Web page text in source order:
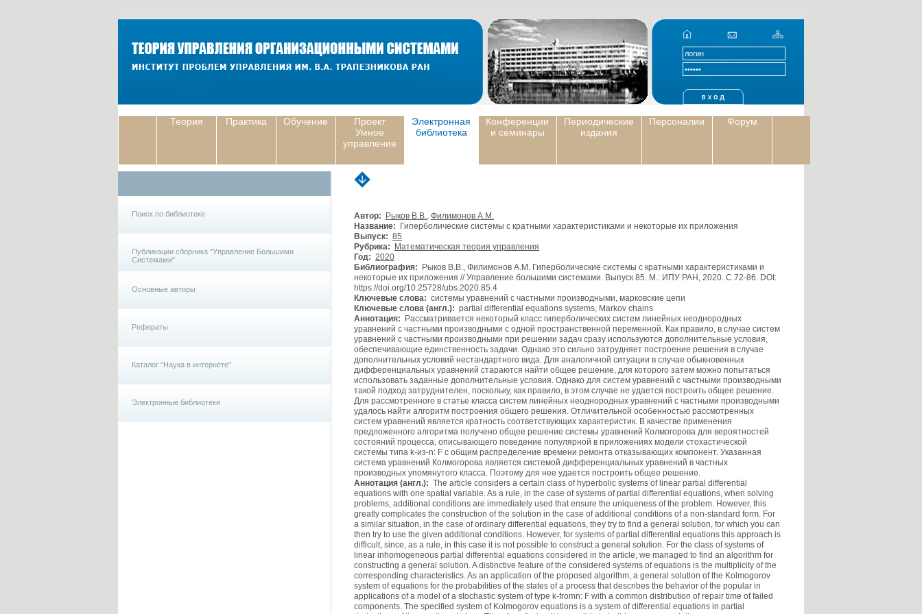
Теория Практика Обучение
Проект
Умное
управление
Электронная
библиотека
Конференции
и семинары
Периодические
издания
Персоналии Форум
Поиск по библиотеке
Публикации сборника "Управление Большими
Системами"
Основные авторы
Рефераты
Каталог "Наука в интернете"
Электронные библиотеки
Автор: Рыков В.В., Филимонов А.М.
Название: Гиперболические системы с кратными характеристиками и некоторые их приложения
Выпуск: 85
Рубрика:
Математическая теория управления
Год: 2020
Библиография: Рыков В.В., Филимонов А.М. Гиперболические системы с кратными характеристиками и
некоторые их приложения // Управление большими системами. Выпуск 85. М.: ИПУ РАН, 2020. С.72-86. DOI:
https://doi.org/10.25728/ubs.2020.85.4
Ключевые слова: cистемы уравнений с частными производными, марковские цепи
Ключевые слова (англ.): partial differential equations systems, Markov chains
Аннотация: Рассматривается некоторый класс гиперболических систем линейных неоднородных
уравнений с частными производными с одной пространственной переменной. Как правило, в случае систем
уравнений с частными производными при решении задач сразу используются дополнительные условия,
обеспечивающие единственность задачи. Однако это сильно затрудняет построение решения в случае
дополнительных условий нестандартного вида. Для аналогичной ситуации в случае обыкновенных
дифференциальных уравнений стараются найти общее решение, для которого затем можно попытаться
использовать заданные дополнительные условия. Однако для систем уравнений с частными производными
такой подход затруднителен, поскольку, как правило, в этом случае не удается построить общее решение.
Для рассмотренного в статье класса систем линейных неоднородных уравнений с частными производными
удалось найти алгоритм построения общего решения. Отличительной особенностью рассмотренных
систем уравнений является кратность соответствующих характеристик. В качестве применения
предложенного алгоритма получено общее решение системы уравнений Колмогорова для вероятностей
состояний процесса, описывающего поведение популярной в приложениях модели стохастической
системы типа k-из-n: F с общим распределение времени ремонта отказывающих компонент. Указанная
система уравнений Колмогорова является системой дифференциальных уравнений в частных
производных упомянутого класса. Поэтому для нее удается построить общее решение.
Аннотация (англ.): The article considers a certain class of hyperbolic systems of linear partial differential
equations with one spatial variable. As a rule, in the case of systems of partial differential equations, when solving
problems, additional conditions are immediately used that ensure the uniqueness of the problem. However, this
greatly complicates the construction of the solution in the case of additional conditions of a non-standard form. For
a similar situation, in the case of ordinary differential equations, they try to find a general solution, for which you can
then try to use the given additional conditions. However, for systems of partial differential equations this approach is
difficult, since, as a rule, in this case it is not possible to construct a general solution. For the class of systems of
linear inhomogeneous partial differential equations considered in the article, we managed to find an algorithm for
constructing a general solution. A distinctive feature of the considered systems of equations is the multiplicity of the
corresponding characteristics. As an application of the proposed algorithm, a general solution of the Kolmogorov
system of equations for the probabilities of the states of a process that describes the behavior of the popular in
applications of a model of a stochastic system of type k-fromn: F with a common distribution of repair time of failed
components. The specified system of Kolmogorov equations is a system of differential equations in partial